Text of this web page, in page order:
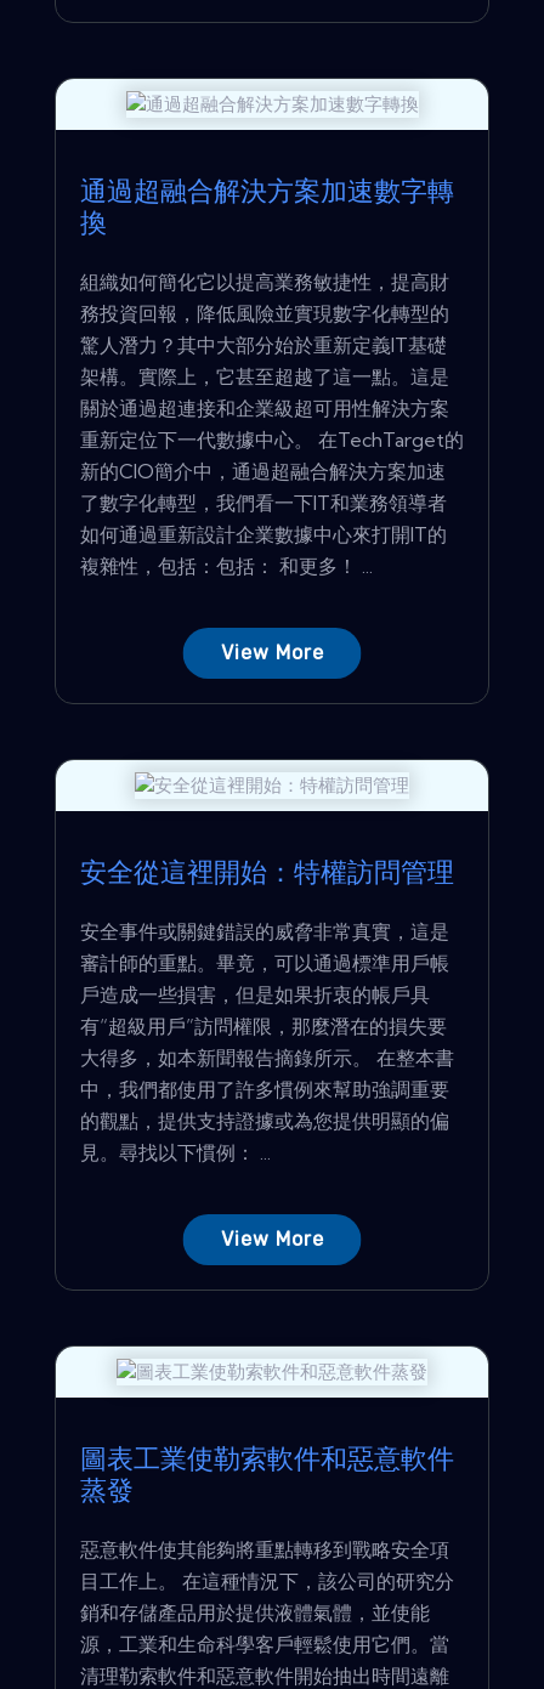
通過超融合解決方案加速數字轉
換
組織如何簡化它以提高業務敏捷性，提高財
務投資回報，降低風險並實現數字化轉型的
驚人潛力？其中大部分始於重新定義IT基礎
架構。實際上，它甚至超越了這一點。這是
關於通過超連接和企業級超可用性解決方案
重新定位下一代數據中心。 在TechTarget的
新的CIO簡介中，通過超融合解決方案加速
了數字化轉型，我們看一下IT和業務領導者
如何通過重新設計企業數據中心來打開IT的
複雜性，包括：包括： 和更多！ ...
View More
安全從這裡開始：特權訪問管理
安全事件或關鍵錯誤的威脅非常真實，這是
審計師的重點。畢竟，可以通過標準用戶帳
戶造成一些損害，但是如果折衷的帳戶具
有“超級用戶”訪問權限，那麼潛在的損失要
大得多，如本新聞報告摘錄所示。 在整本書
中，我們都使用了許多慣例來幫助強調重要
的觀點，提供支持證據或為您提供明顯的偏
見。尋找以下慣例： ...
View More
圖表工業使勒索軟件和惡意軟件
蒸發
惡意軟件使其能夠將重點轉移到戰略安全項
目工作上。 在這種情況下，該公司的研究分
銷和存儲產品用於提供液體氣體，並使能
源，工業和生命科學客戶輕鬆使用它們。當
清理勒索軟件和惡意軟件開始抽出時間遠離